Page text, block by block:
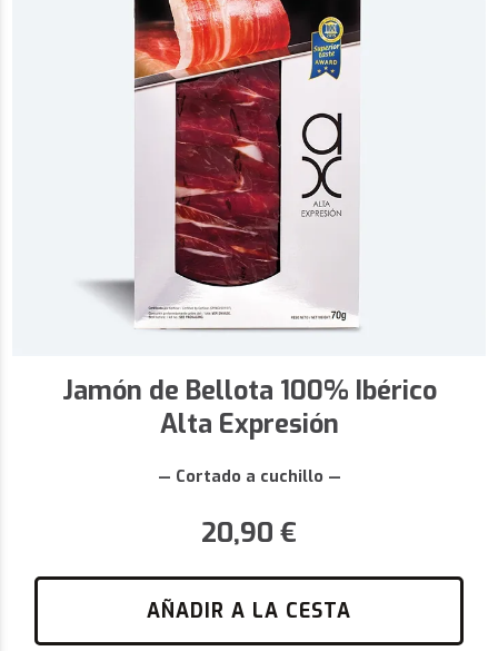
Jamón de Bellota 100% Ibérico
Alta Expresión
— Cortado a cuchillo —
20,90 €
AÑADIR A LA CESTA